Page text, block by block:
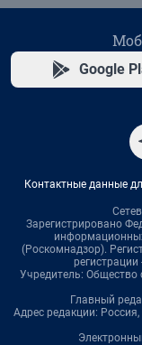
Google
Контактные данные
Зарегистрировано
(Роскомнадзор).
Учредитель: Общество
Главный
Адрес редакции: